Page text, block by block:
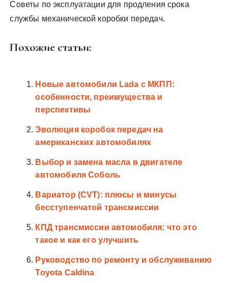
Советы по эксплуатации для продления срока
службы механической коробки передач.
Похожие статьи:
Новые автомобили Lada с МКПП:
особенности, преимущества и
перспективы
Эволюция коробок передач на
американских автомобилях
Выбор и замена масла в двигателе
автомобиля Соболь
Вариатор (CVT): плюсы и минусы
бесступенчатой трансмиссии
КПД трансмиссии автомобиля: что это
такое и как его улучшить
Руководство по ремонту и обслуживанию
Toyota Caldina